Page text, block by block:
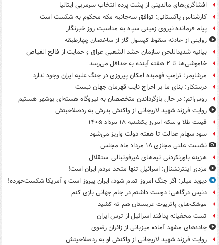
افشاگری‌های مالدینی از پشت پرده انتخاب سرمربی ایتالیا
کارشناس پاکستانی: توافق سه‌جانبه مکه محکوم به شکست است
پیام فرمانده نیروی زمینی سپاه به مناسبت روز خبرنگار
روایتی از حادثه سقوط کپسول گاز از ساختمان چهارطبقه
بیانیه شدیداللحن سازمان حشد الشعبی عراق و حمایت از فالح الفیاض
خاموشی‌ها تا ۲ هفته آینده به حداقل می‌رسد
مرشایمر: ترامپ فهمیده امکان پیروزی در جنگ علیه ایران وجود ندارد
درستکار: بنای ما بر اخراج نایب قهرمان جهان نیست
روس‌اتم: در حال بازگرداندن متخصصان به نیروگاه هسته‌ای بوشهر هستیم
روایت فرزند شهید لاریجانی از واکنش پدرش به ردصلاحیتش
قیمت طلا و سکه امروز یکشنبه ۱۸ مرداد ۱۴۰۵
سود سهام عدالت تا هفته دولت واریز می‌شود
نشست علنی مجازی ۱۸ مرداد ماه مجلس
هزینه باورنکردنی تیم‌های غیرفوتبالی استقلال
مزدور اینترنشنال: اسرائیل تنها متحد مردم ایران است!
دیوید میلر: اگر جنگ امروز تمام شود، ایران پیروز است و آمریکا شکست‌خورده!
دنیس درگاهی: دوست داشتم در جام جهانی بازی کنم
موشک‌های پاتریوت عربستان هم ته‌ کشید
تست مخفیانه پدافند اسرائیل از ترس ایران
جاده‌های مشهد آماده میزبانی از زائران رضوی
روایت فرزند شهید لاریجانی از واکنش او به ردصلاحیتش